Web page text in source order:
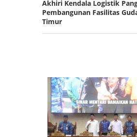
Akhiri Kendala Logistik
Pembangunan Fasilitas
Timur